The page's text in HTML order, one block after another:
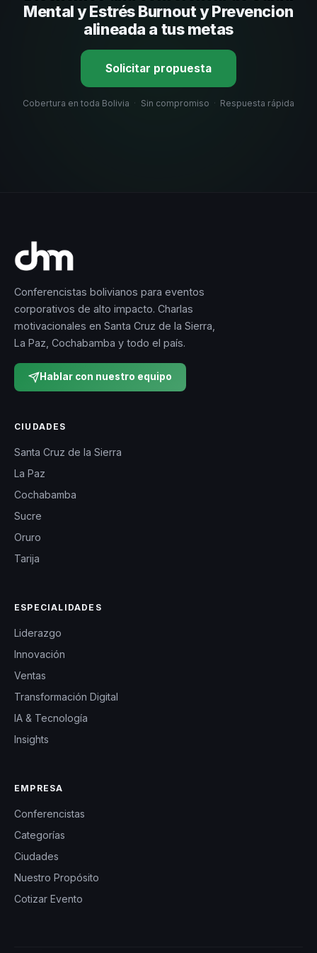
selección estratégica basada en estos criterios.
Mental y Estrés Burnout y Prevencion
alineada a tus metas
Solicitar propuesta
Cobertura en toda Bolivia · Sin compromiso · Respuesta rápida
Conferencistas bolivianos para eventos
corporativos de alto impacto. Charlas
motivacionales en Santa Cruz de la Sierra,
La Paz, Cochabamba y todo el país.
Hablar con nuestro equipo
CIUDADES
Santa Cruz de la Sierra
La Paz
Cochabamba
Sucre
Oruro
Tarija
ESPECIALIDADES
Liderazgo
Innovación
Ventas
Transformación Digital
IA & Tecnología
Insights
EMPRESA
Conferencistas
Categorías
Ciudades
Nuestro Propósito
Cotizar Evento